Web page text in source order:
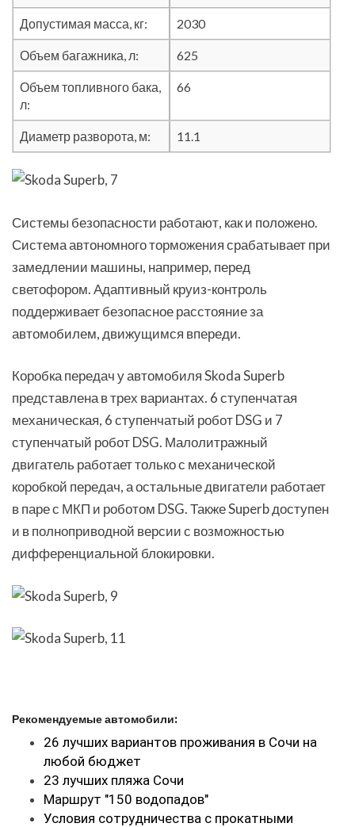
Допустимая масса, кг: 2030
Объем багажника, л: 625
Объем топливного бака,
л:
66
Диаметр разворота, м: 11.1
Системы безопасности работают, как и положено.
Система автономного торможения срабатывает при
замедлении машины, например, перед
светофором. Адаптивный круиз-контроль
поддерживает безопасное расстояние за
автомобилем, движущимся впереди.
Коробка передач у автомобиля Skoda Superb
представлена в трех вариантах. 6 ступенчатая
механическая, 6 ступенчатый робот DSG и 7
ступенчатый робот DSG. Малолитражный
двигатель работает только с механической
коробкой передач, а остальные двигатели работает
в паре с МКП и роботом DSG. Также Superb доступен
и в полноприводной версии с возможностью
дифференциальной блокировки.
Рекомендуемые автомобили:
26 лучших вариантов проживания в Сочи на
любой бюджет
23 лучших пляжа Сочи
Маршрут "150 водопадов"
Условия сотрудничества с прокатными